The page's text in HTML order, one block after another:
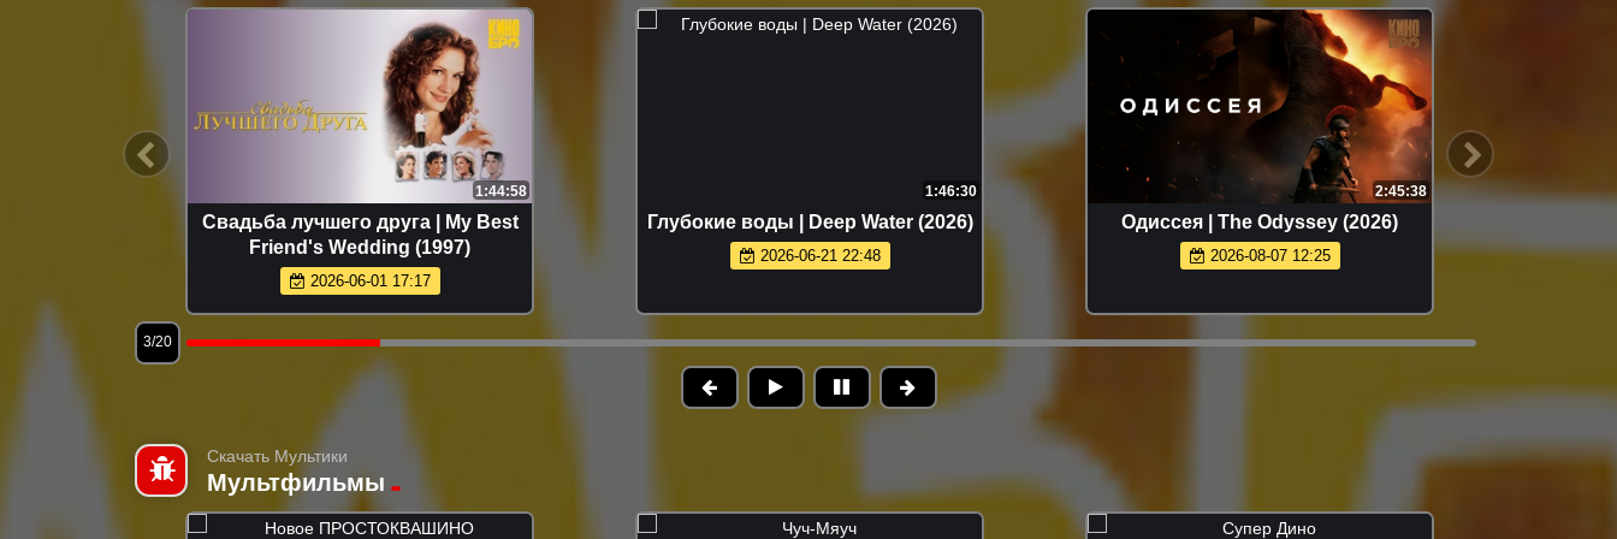
1:44:58
Свадьба лучшего друга | My Best
Friend's Wedding (1997)
2026-06-01 17:17
1:46:30
Глубокие воды | Deep Water (2026)
2026-06-21 22:48
2:45:38
Одиссея | The Odyssey (2026)
2026-08-07 12:25
3/20
Скачать Мультики
Мультфильмы